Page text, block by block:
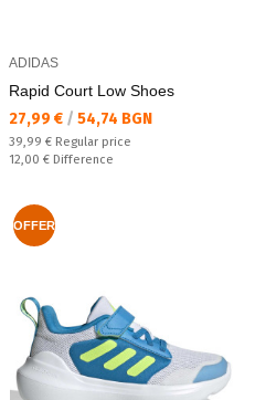
ADIDAS
Rapid Court Low Shoes
Текуща цена:
27,99 € / 54,74 BGN
Regular price:
39,99 € Regular price
Спестявате:
12,00 € Difference
OFFER